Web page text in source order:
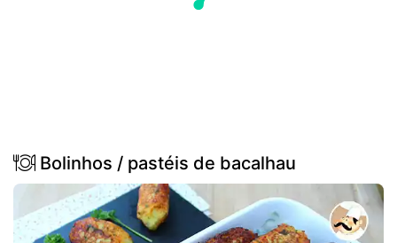
Bolinhos / pastéis de bacalhau